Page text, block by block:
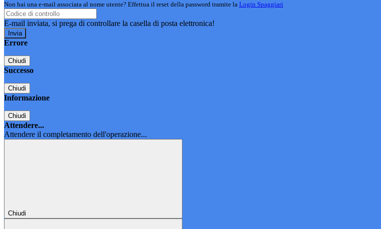
Non hai una e-mail associata al nome utente? Effettua il reset della password tramite la Login Spaggiari
E-mail inviata, si prega di controllare la casella di posta elettronica!
Errore
Chiudi
Successo
Chiudi
Informazione
Chiudi
Attendere...
Attendere il completamento dell'operazione...
Chiudi